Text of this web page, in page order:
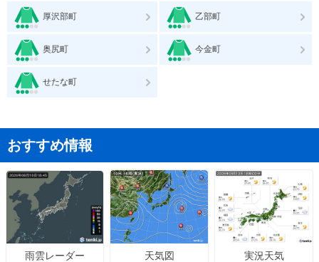
厚沢部町 乙部町
奥尻町 今金町
せたな町
おすすめ情報
雨雲レーダー 天気図 実況天気